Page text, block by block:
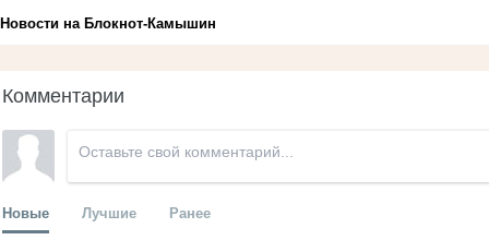
Новости на Блoкнoт-Камышин
Комментарии
Новые Лучшие Ранее